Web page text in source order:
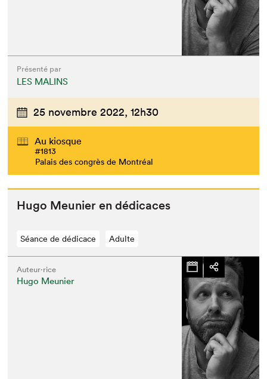
Présenté par
LES MALINS
25 novembre 2022, 12h30
Au kiosque
#1813
Palais des congrès de Montréal
Hugo Meu­nier en dédicaces
Séance de dédicace Adulte
Auteur·rice
Hugo Meunier